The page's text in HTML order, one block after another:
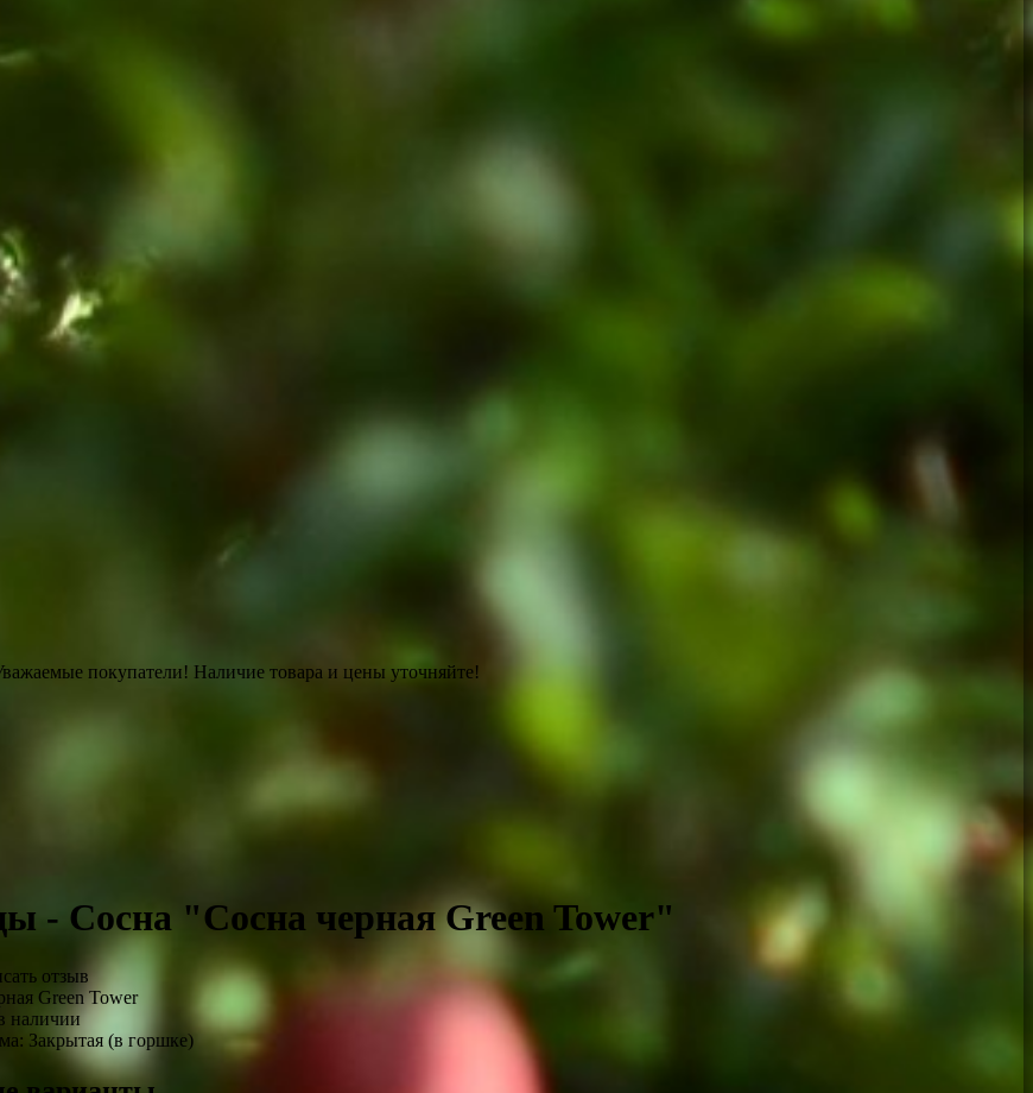
покупатели! Наличие товара и цены уточняйте!
- Сосна "Сосна черная Green Tower"
отзыв
Green Tower
наличии
Закрытая (в горшке)